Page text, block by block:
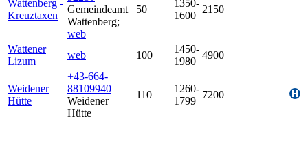
Wattenberg -
Kreuztaxen
Gemeindeamt
Wattenberg;
web
50
1350-
1600
2150
Wattener
Lizum
web 100
1450-
1980
4900
Weidener
Hütte
+43-664-
88109940
Weidener
Hütte
110
1260-
1799
7200